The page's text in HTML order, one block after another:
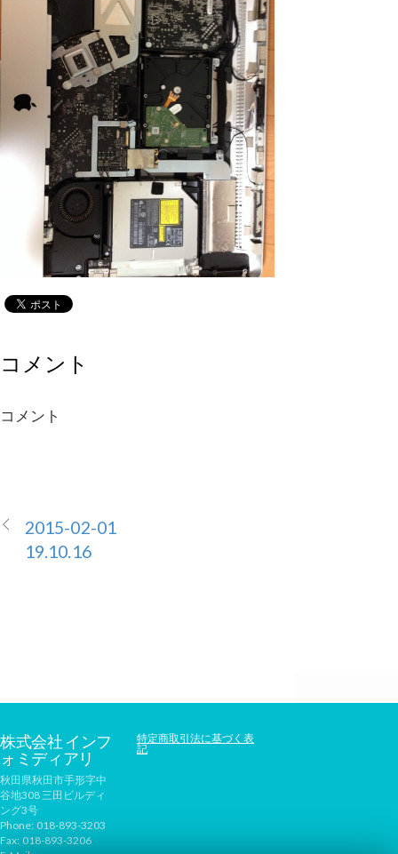
コメント
コメント
2015-02-01
19.10.16
株式会社 インフ
ォミディアリ
秋田県秋田市手形字中
谷地308 三田ビルディ
ング3号
Phone: 018-893-3203
Fax: 018-893-3206
特定商取引法に基づく表
記